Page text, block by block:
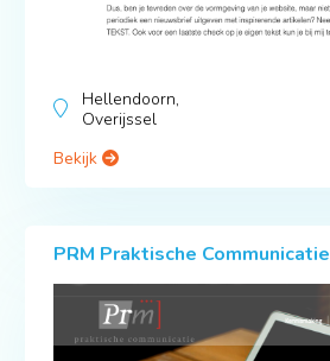
Hellendoorn,
Overijssel
Bekijk
PRM Praktische Communicatie